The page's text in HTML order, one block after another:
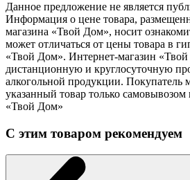
Данное предложение не является
Информация о цене товара,
магазина «Твой Дом», носит
может отличаться от цены товара в
«Твой Дом». Интернет-магазин
дистанционную и круглосуточную
алкогольной продукции. Покупатель
указанный товар только самовывозом
«Твой Дом»
С этим товаром рекомендуем